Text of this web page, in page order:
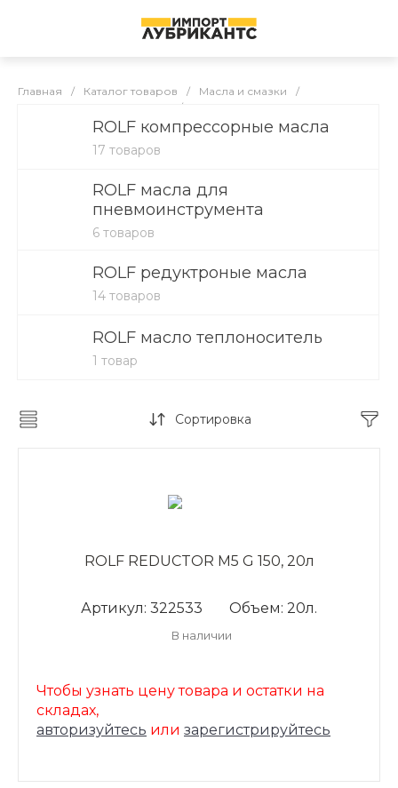
Главная / Каталог товаров / Масла и смазки
/
/
ROLF индустриальные масла
ROLF компрессорные масла
17 товаров
ROLF масла для
пневмоинструмента
6 товаров
ROLF редуктроные масла
14 товаров
ROLF масло теплоноситель
1 товар
Сортировка
ROLF REDUCTOR M5 G 150, 20л
Артикул: 322533 Объем: 20л.
В наличии
Чтобы узнать цену товара и остатки на
складах,
авторизуйтесь или зарегистрируйтесь